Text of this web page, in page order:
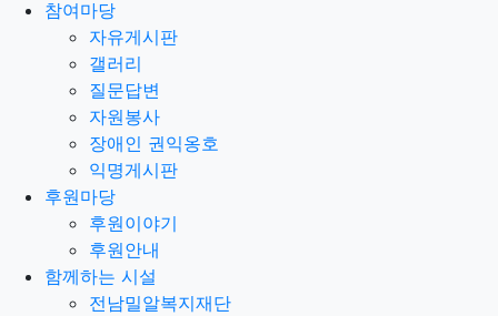
참여마당
자유게시판
갤러리
질문답변
자원봉사
장애인 권익옹호
익명게시판
후원마당
후원이야기
후원안내
함께하는 시설
전남밀알복지재단